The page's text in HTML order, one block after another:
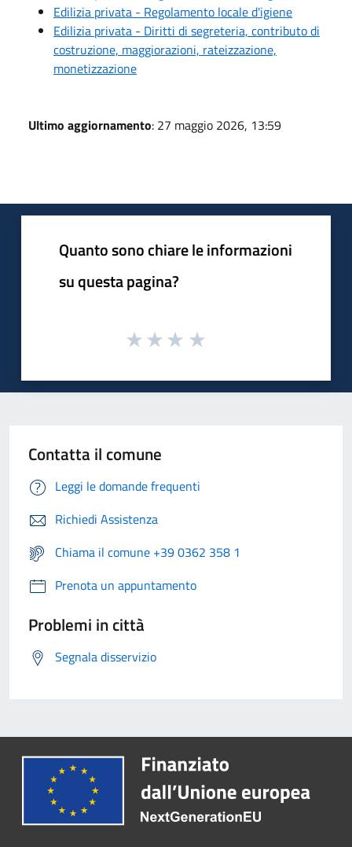
Edilizia privata - Regolamento locale d'igiene
Edilizia privata - Diritti di segreteria, contributo di
costruzione, maggiorazioni, rateizzazione,
monetizzazione
Ultimo aggiornamento: 27 maggio 2026, 13:59
Quanto sono chiare le informazioni
su questa pagina?
Contatta il comune
Leggi le domande frequenti
Richiedi Assistenza
Chiama il comune +39 0362 358 1
Prenota un appuntamento
Problemi in città
Segnala disservizio